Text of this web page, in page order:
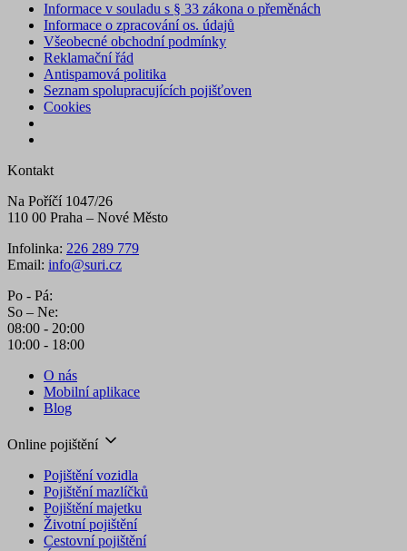
Informace v souladu s § 33 zákona o přeměnách
Informace o zpracování os. údajů
Všeobecné obchodní podmínky
Reklamační řád
Antispamová politika
Seznam spolupracujících pojišťoven
Cookies
Kontakt
Na Poříčí 1047/26
110 00 Praha – Nové Město
Infolinka: 226 289 779
Email: info@suri.cz
Po - Pá:
So – Ne:
08:00 - 20:00
10:00 - 18:00
O nás
Mobilní aplikace
Blog
Online pojištění
Pojištění vozidla
Pojištění mazlíčků
Pojištění majetku
Životní pojištění
Cestovní pojištění